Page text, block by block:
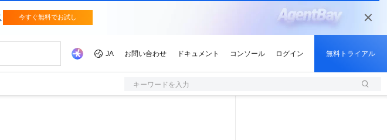
キーワードを入力